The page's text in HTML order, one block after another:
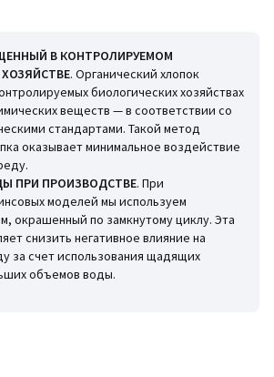
"бойфренд"
поло
спереди
спереди
размера 38/M (FR)
см
В КОНТРОЛИРУЕМОМ
. Органический хлопок
биологических хозяйствах
веществ — в соответствии со
стандартами. Такой метод
оказывает минимальное воздействие
ПРИ ПРОИЗВОДСТВЕ. При
моделей мы используем
окрашенный по замкнутому циклу. Эта
снизить негативное влияние на
за счет использования щадящих
объемов воды.